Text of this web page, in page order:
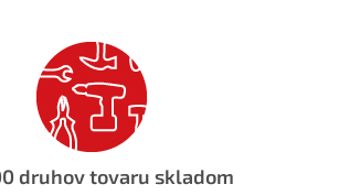
c
i
e
p
r
k
druhov tovaru skladom